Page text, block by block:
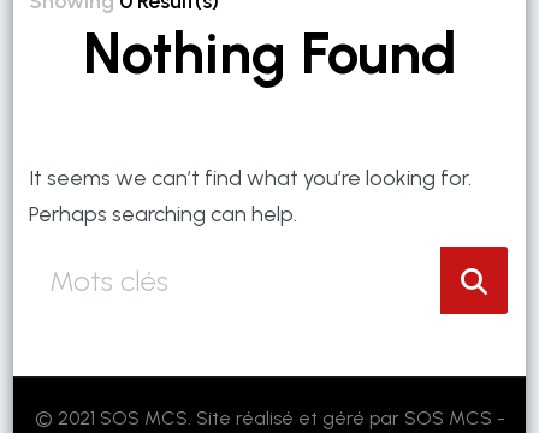
Nothing Found
It seems we can’t find what you’re looking for.
Perhaps searching can help.
recherchez
© 2021 SOS MCS. Site réalisé et géré par SOS MCS -